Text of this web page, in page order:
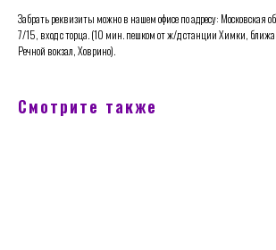
Забрать реквизиты можно в нашем офисе по адресу: Московская
7/15, вход с торца. (10 мин. пешком от ж/д станции Химки,
Речной вокзал, Ховрино).
Смотрите также